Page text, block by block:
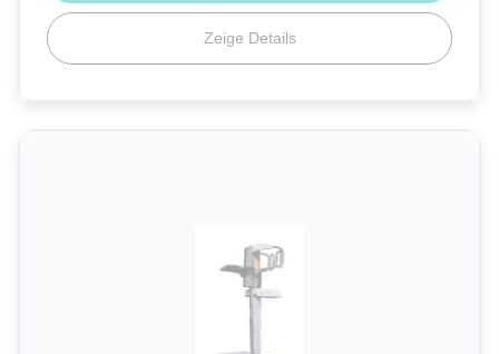
Zeige Details